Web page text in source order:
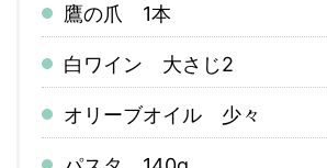
鷹の爪 1本
白ワイン 大さじ2
オリーブオイル 少々